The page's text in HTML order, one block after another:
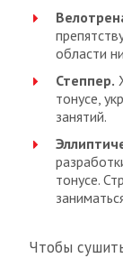
области
Степпер.
тонусе,
занятий.
тонусе.
Чтобы